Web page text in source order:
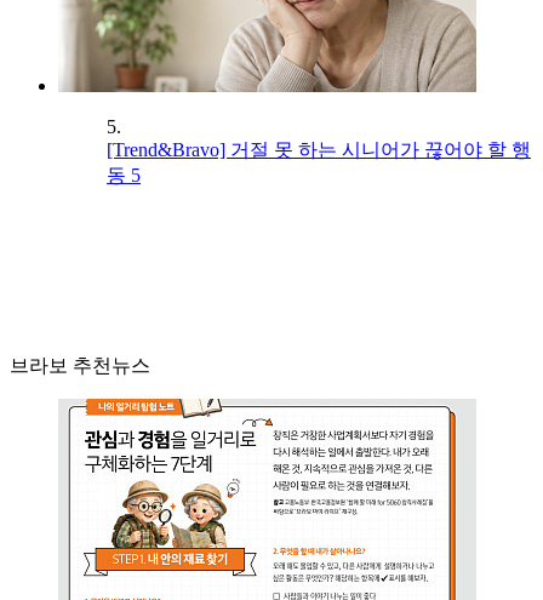
5.
[Trend&Bravo] 거절 못 하는 시니어가 끊어야 할 행
동 5
브라보 추천뉴스